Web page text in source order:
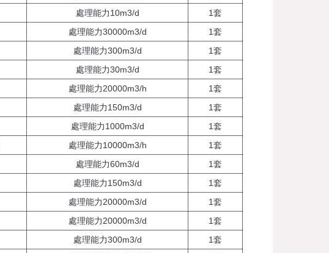
處理能力10m3/d
1套
處理能力30000m3/d
1套
處理能力300m3/d
1套
處理能力30m3/d
1套
處理能力20000m3/h
1套
處理能力150m3/d
1套
處理能力1000m3/d
1套
處理能力10000m3/h
1套
處理能力60m3/d
1套
處理能力150m3/d
1套
處理能力20000m3/d
1套
處理能力20000m3/d
1套
處理能力300m3/d
1套